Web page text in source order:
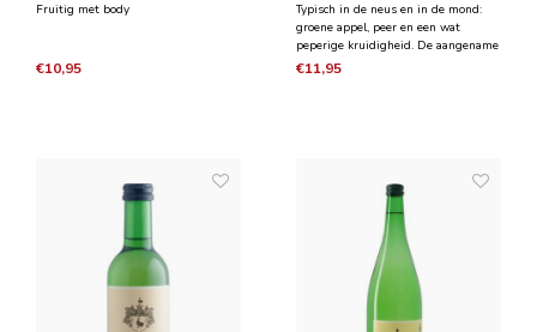
Fruitig met body
€10,95
Typisch in de neus en in de mond:
groene appel, peer en een wat
peperige kruidigheid. De aangename
citrus frisheid wordt gecombineerd
€11,95